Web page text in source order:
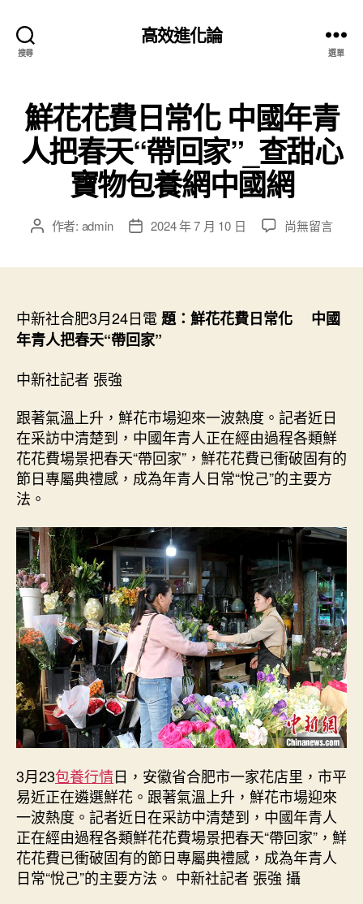
搜尋
高效進化論
選單
鮮花花費日常化 中國年青
人把春天“帶回家”_查甜心
寶物包養網中國網
文 作者: admin
文
期
2024 年 7 月 10 日
在
日
青
人
把
春
回
家”
_
查
甜
心
寶
物
包
養
網
中
國
中
尚無留言
中新社合肥3月24日電題：鮮花花費日常化 中國
年青人把春天“帶回家”
中新社記者 張強
跟著氣溫上升，鮮花市場迎來一波熱度。記者近日
在采訪中清楚到，中國年青人正在經由過程各類鮮
花花費場景把春天“帶回家”，鮮花花費已衝破固有的
節日專屬典禮感，成為年青人日常“悅己”的主要方
法。
3月23包養行情日，安徽省合肥市一家花店里，市平
易近正在遴選鮮花。跟著氣溫上升，鮮花市場迎來
一波熱度。記者近日在采訪中清楚到，中國年青人
正在經由過程各類鮮花花費場景把春天“帶回家”，鮮
花花費已衝破固有的節日專屬典禮感，成為年青人
日常“悅己”的主要方法。 中新社記者 張強 攝